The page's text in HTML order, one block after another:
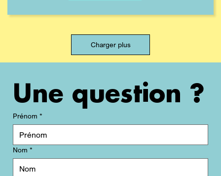
Charger plus
Une question ?
Prénom *
Nom *